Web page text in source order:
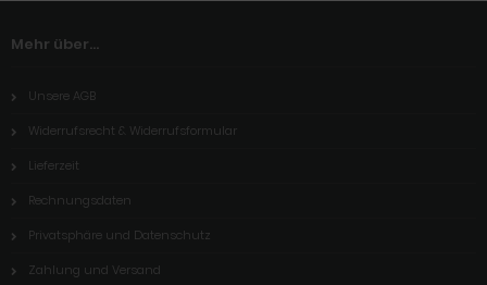
Mehr über...
Unsere AGB
Widerrufsrecht & Widerrufsformular
Lieferzeit
Rechnungsdaten
Privatsphäre und Datenschutz
Zahlung und Versand